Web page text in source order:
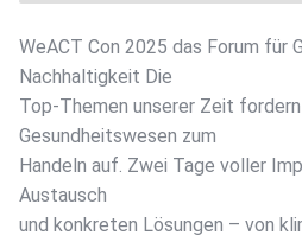
WeACT Con 2025 das Forum für
Nachhaltigkeit Die
Top-Themen unserer Zeit
Gesundheitswesen zum
Handeln auf. Zwei Tage voller
Austausch
und konkreten Lösungen – von